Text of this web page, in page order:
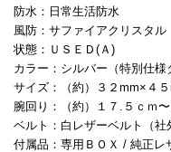
防水：日常生活防水
風防：サファイアクリスタル
状態：ＵＳＥＤ(Ａ)
カラー：シルバー（特別仕様
サイズ：（約）３２mm×４５
腕回り：（約）１７.５ｃｍ
ベルト：白レザーベルト（社
付属品：専用ＢＯＸ / 純正